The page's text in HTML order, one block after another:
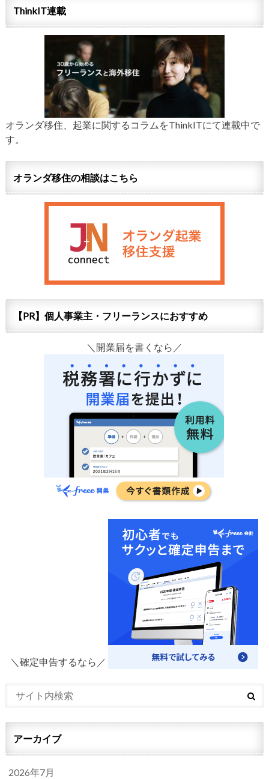
ThinkIT連載
オランダ移住、起業に関するコラムをThinkITにて連載中で
す。
オランダ移住の相談はこちら
【PR】個人事業主・フリーランスにおすすめ
＼開業届を書くなら／
＼確定申告するなら／
アーカイブ
2026年7月